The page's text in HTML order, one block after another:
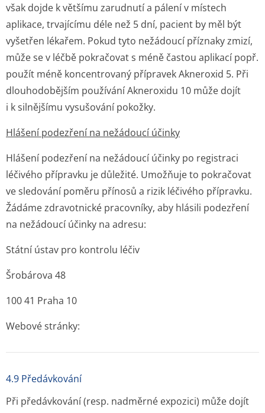
však dojde k většímu zarudnutí a pálení v místech
aplikace, trvajícímu déle než 5 dní, pacient by měl být
vyšetřen lékařem. Pokud tyto nežádoucí příznaky zmizí,
může se v léčbě pokračovat s méně častou aplikací popř.
použít méně koncentrovaný přípravek Akneroxid 5. Při
dlouhodobějším používání Akneroxidu 10 může dojít
i k silnějšímu vysušování pokožky.
Hlášení podezření na nežádoucí účinky
Hlášení podezření na nežádoucí účinky po registraci
léčivého přípravku je důležité. Umožňuje to pokračovat
ve sledování poměru přínosů a rizik léčivého přípravku.
Žádáme zdravotnické pracovníky, aby hlásili podezření
na nežádoucí účinky na adresu:
Státní ústav pro kontrolu léčiv
Šrobárova 48
100 41 Praha 10
Webové stránky:
4.9 Předávkování
Při předávkování (resp. nadměrné expozici) může dojít